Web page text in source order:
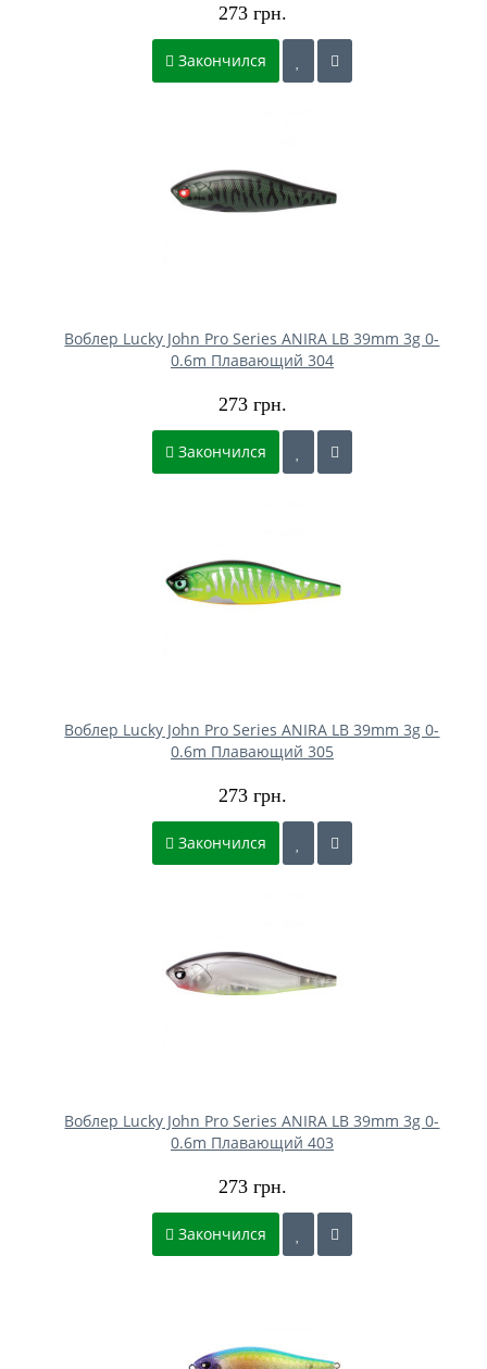
273 грн.
Закончился
Воблер Lucky John Pro Series ANIRA LB 39mm 3g 0-
0.6m Плавающий 304
273 грн.
Закончился
Воблер Lucky John Pro Series ANIRA LB 39mm 3g 0-
0.6m Плавающий 305
273 грн.
Закончился
Воблер Lucky John Pro Series ANIRA LB 39mm 3g 0-
0.6m Плавающий 403
273 грн.
Закончился